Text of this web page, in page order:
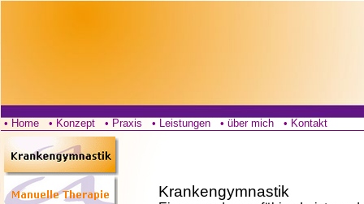
• Home • Konzept • Praxis • Leistungen • über mich • Kontakt
Krankengymnastik